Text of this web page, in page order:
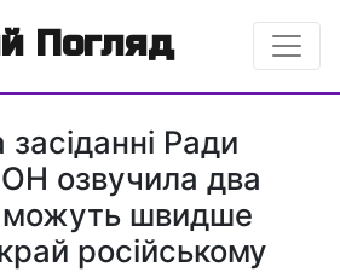
Погляд
засіданні Ради
озвучила два
можуть швидше
російському